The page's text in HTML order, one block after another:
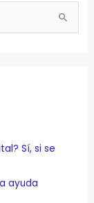
Sí, si se
ayuda